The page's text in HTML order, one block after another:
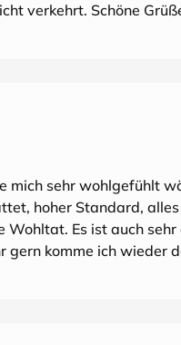
verkehrt. Schöne
mich sehr wohlgefühlt
hoher Standard,
Es ist auch
gern komme ich wieder